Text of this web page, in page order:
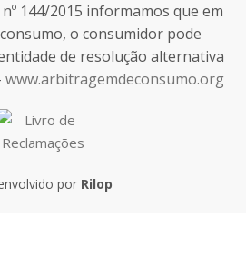
144/2015 informamos que em
o consumidor pode
de resolução alternativa
www.arbitragemdeconsumo.org
por Rilop